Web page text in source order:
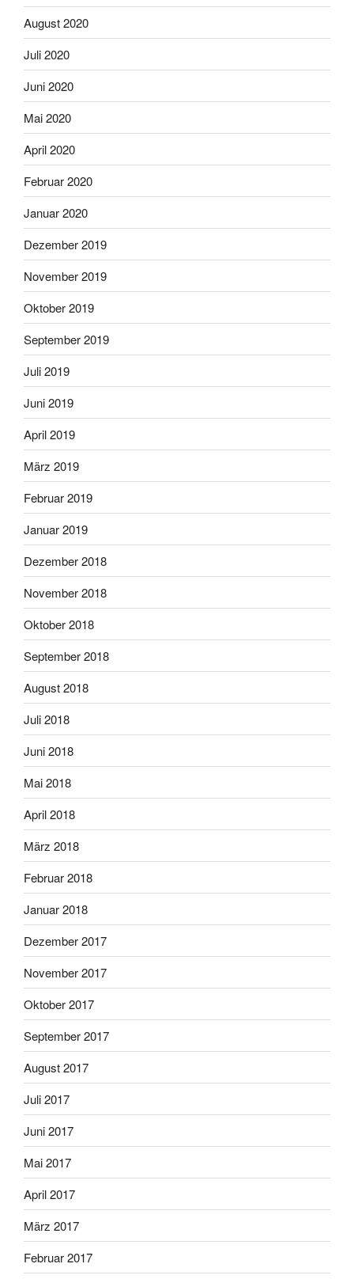
August 2020
Juli 2020
Juni 2020
Mai 2020
April 2020
Februar 2020
Januar 2020
Dezember 2019
November 2019
Oktober 2019
September 2019
Juli 2019
Juni 2019
April 2019
März 2019
Februar 2019
Januar 2019
Dezember 2018
November 2018
Oktober 2018
September 2018
August 2018
Juli 2018
Juni 2018
Mai 2018
April 2018
März 2018
Februar 2018
Januar 2018
Dezember 2017
November 2017
Oktober 2017
September 2017
August 2017
Juli 2017
Juni 2017
Mai 2017
April 2017
März 2017
Februar 2017